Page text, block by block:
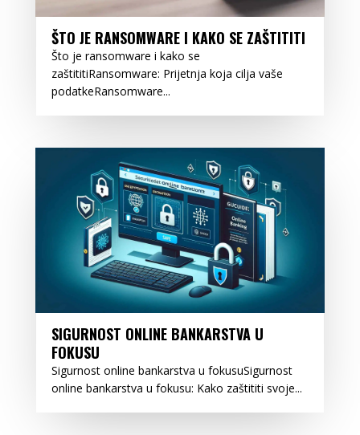
ŠTO JE RANSOMWARE I KAKO SE ZAŠTITITI
Što je ransomware i kako se
zaštititiRansomware: Prijetnja koja cilja vaše
podatkeRansomware...
SIGURNOST ONLINE BANKARSTVA U
FOKUSU
Sigurnost online bankarstva u fokusuSigurnost
online bankarstva u fokusu: Kako zaštititi svoje...